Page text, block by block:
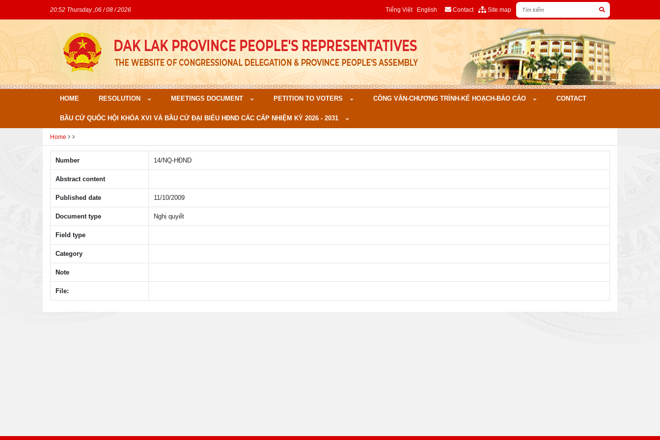
20:52 Thursday ,06 / 08 / 2026 Tiếng Việt English Contact Site map
HOME RESOLUTION MEETINGS DOCUMENT PETITION TO VOTERS CÔNG VĂN-CHƯƠNG TRÌNH-KẾ HOẠCH-BÁO CÁO CONTACT
BẦU CỬ QUỐC HỘI KHÓA XVI VÀ BẦU CỬ ĐẠI BIỂU HĐND CÁC CẤP NHIỆM KỲ 2026 - 2031
Home
Number 14/NQ-HÐND
Abstract content
Published date 11/10/2009
Document type Nghị quyết
Field type
Category
Note
File: